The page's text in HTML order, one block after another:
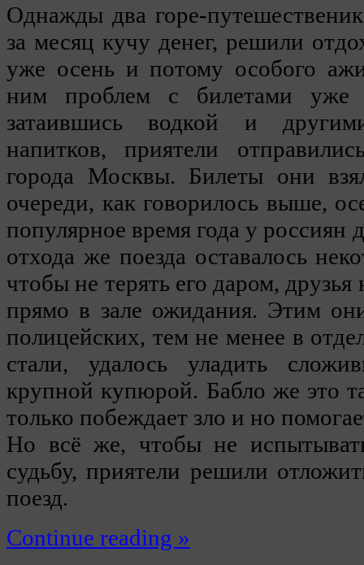
Однажды два горе-
за месяц кучу денег, решили
уже осень и потому особого
ним проблем с билетами
затаившись водкой и
напитков, приятели
города Москвы. Билеты они
очереди, как говорилось выше,
популярное время года у
отхода же поезда оставалось
чтобы не терять его даром, друзья
прямо в зале ожидания. Этим
полицейских, тем не менее в
стали, удалось уладить
крупной купюрой. Бабло же это
только побеждает зло и но
Но всё же, чтобы не
судьбу, приятели решили
поезд.
Continue reading »